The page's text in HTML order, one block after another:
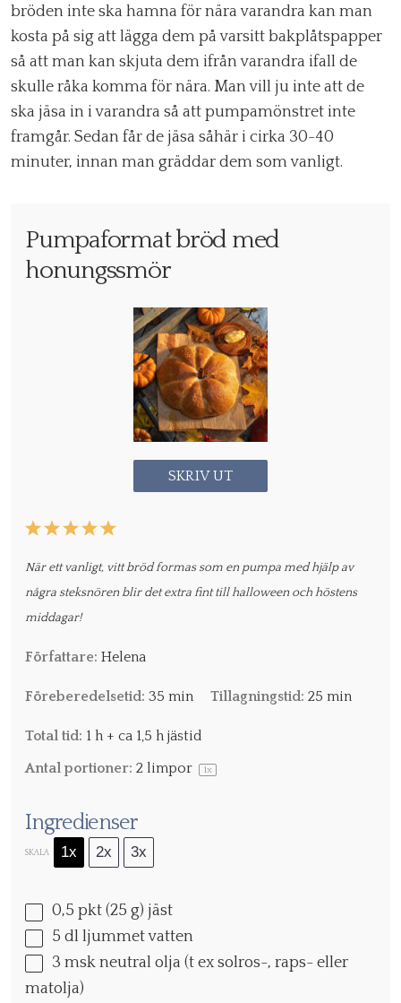
bröden inte ska hamna för nära varandra kan man
kosta på sig att lägga dem på varsitt bakplåtspapper
så att man kan skjuta dem ifrån varandra ifall de
skulle råka komma för nära. Man vill ju inte att de
ska jäsa in i varandra så att pumpamönstret inte
framgår. Sedan får de jäsa såhär i cirka 30-40
minuter, innan man gräddar dem som vanligt.
Pumpaformat bröd med
honungssmör
SKRIV UT
5
4
3
2
1
När ett vanligt, vitt bröd formas som en pumpa med hjälp av
några steksnören blir det extra fint till halloween och höstens
middagar!
Författare: Helena
Föreberedelsetid: 35 min Tillagningstid: 25 min
Total tid: 1 h + ca 1,5 h jästid
Antal portioner: 2 limpor 1x
Ingredienser
SKALA 1x 2x 3x
0,5 pkt (25 g) jäst
5 dl ljummet vatten
3 msk neutral olja (t ex solros-, raps- eller
matolja)